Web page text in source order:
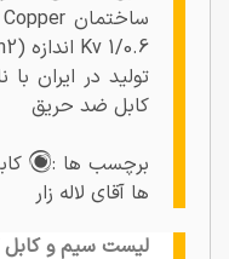
1/0.6 Kv اندازه 3x1.5 (mm2)
تولید در ایران
کابل ضد حریق
برچسب ها :
ها آقای لاله زار
لیست سیم و